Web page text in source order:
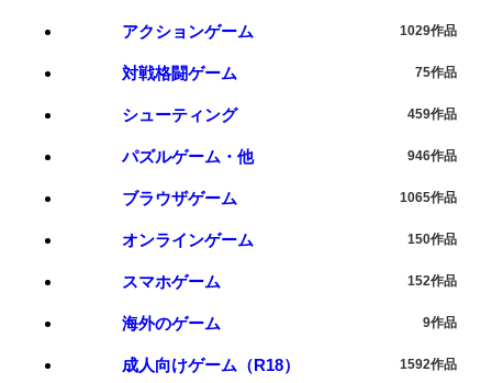
アクションゲーム 1029作品
対戦格闘ゲーム 75作品
シューティング 459作品
パズルゲーム・他 946作品
ブラウザゲーム 1065作品
オンラインゲーム 150作品
スマホゲーム 152作品
海外のゲーム 9作品
成人向けゲーム（R18） 1592作品